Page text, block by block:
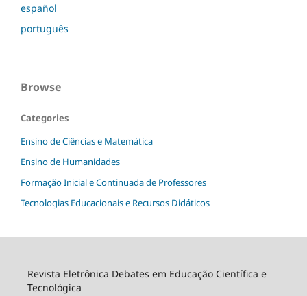
español
português
Browse
Categories
Ensino de Ciências e Matemática
Ensino de Humanidades
Formação Inicial e Continuada de Professores
Tecnologias Educacionais e Recursos Didáticos
Revista Eletrônica Debates em Educação Científica e
Tecnológica